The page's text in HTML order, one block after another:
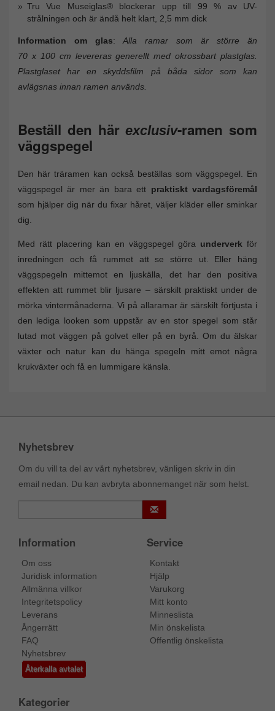
Tru Vue Museiglas® blockerar upp till 99 % av UV-
strålningen och är ändå helt klart, 2,5 mm dick
Information om glas: Alla ramar som är större än
70 x 100 cm levereras generellt med okrossbart plastglas.
Plastglaset har en skyddsfilm på båda sidor som kan
avlägsnas innan ramen används.
Beställ den härexclusiv-ramen som
väggspegel
Den här träramen kan också beställas som väggspegel. En
väggspegel är mer än bara ett praktiskt vardagsföremål
som hjälper dig när du fixar håret, väljer kläder eller sminkar
dig.
Med rätt placering kan en väggspegel göra underverk för
inredningen och få rummet att se större ut. Eller häng
väggspegeln mittemot en ljuskälla, det har den positiva
effekten att rummet blir ljusare – särskilt praktiskt under de
mörka vintermånaderna. Vi på allaramar är särskilt förtjusta i
den lediga looken som uppstår av en stor spegel som står
lutad mot väggen på golvet eller på en byrå. Om du älskar
växter och natur kan du hänga spegeln mitt emot några
krukväxter och få en lummigare känsla.
Nyhetsbrev
Om du vill ta del av vårt nyhetsbrev, vänligen skriv in din
email nedan. Du kan avbryta abonnemanget när som helst.
Information
Om oss
Juridisk information
Allmänna villkor
Integritetspolicy
Leverans
Ångerrätt
FAQ
Nyhetsbrev
Återkalla avtalet
Service
Kontakt
Hjälp
Varukorg
Mitt konto
Minneslista
Min önskelista
Offentlig önskelista
Kategorier